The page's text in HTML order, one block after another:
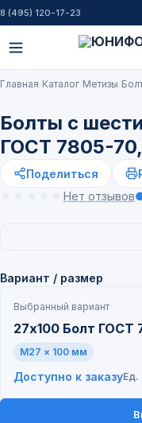
8 (495) 120-17-23
Главная Каталог Метизы
Болты с
ГОСТ 7805-
Поделиться
Нет отзывов
Вариант / размер
Выбранный вариант
27х100 Болт ГОСТ
M27 × 100 мм
Доступно к заказуЕд.